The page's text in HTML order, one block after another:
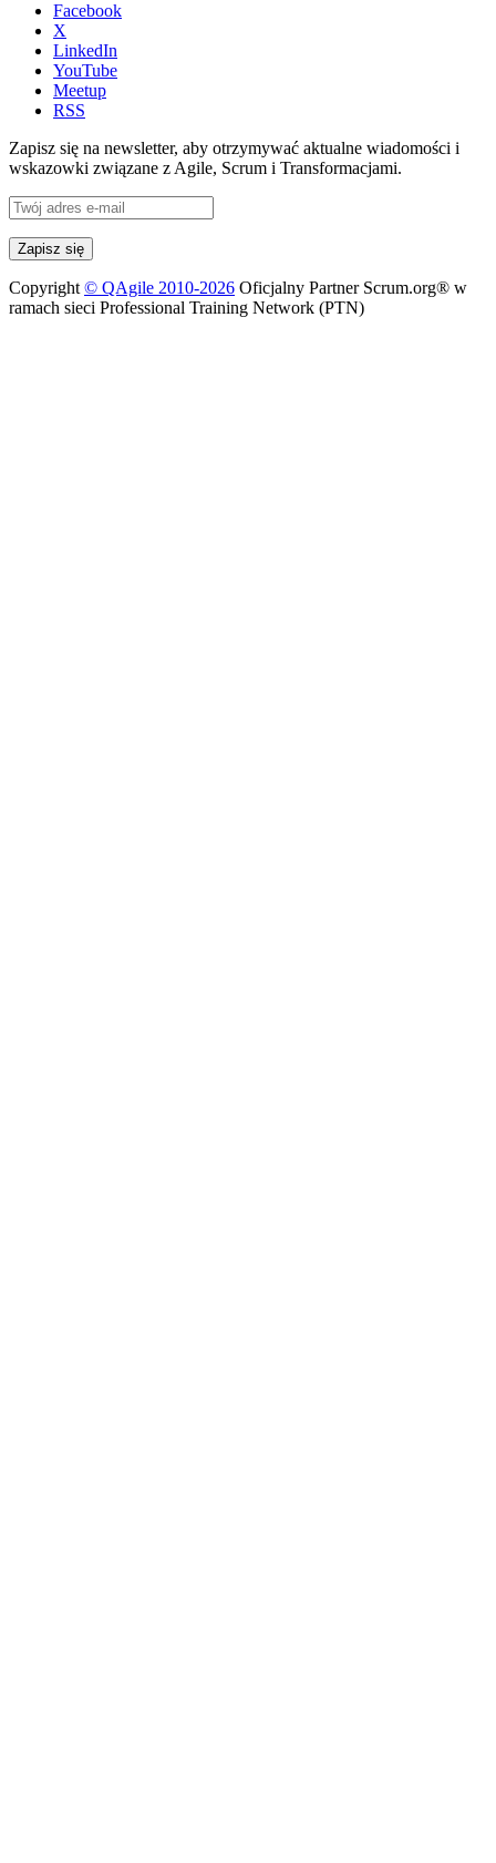
Facebook
X
LinkedIn
YouTube
Meetup
RSS
Zapisz się na newsletter, aby otrzymywać aktualne wiadomości i
wskazowki związane z Agile, Scrum i Transformacjami.
Copyright © QAgile 2010-2026 Oficjalny Partner Scrum.org® w
ramach sieci Professional Training Network (PTN)